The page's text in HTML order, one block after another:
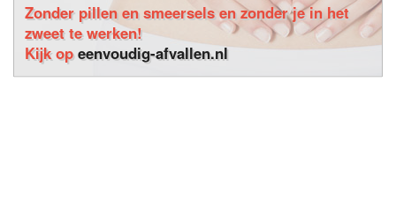
Zonder pillen en smeersels en zonder je in het
zweet te werken!
Kijk opeenvoudig-afvallen.nl